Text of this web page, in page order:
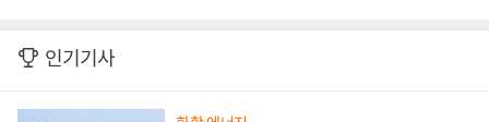
인기기사